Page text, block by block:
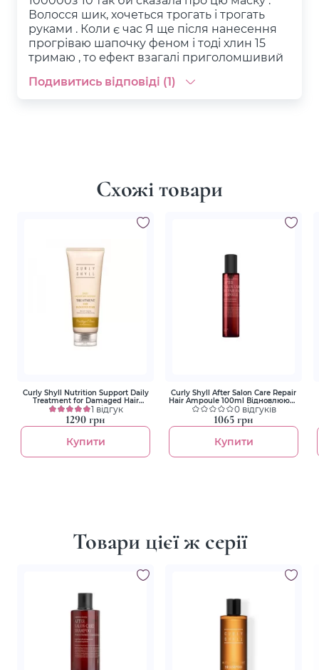
Волосся шик, хочеться трогать і трогать
руками . Коли є час Я ще після нанесення
прогріваю шапочку феном і тоді хлин 15
тримаю , то ефект взагалі приголомшивий
Подивитись відповіді (1)
Схожі товари
Curly Shyll Nutrition Support Daily
Treatment for Damaged Hair
250ml Маска-кондиціонер для
пошкодженого волосся для
щоденного використання
1 відгук
1290 грн
Купити
Curly Shyll After Salon Care Repair
Hair Ampoule 100ml Відновлююча
ампула для дуже пошкодженого
волосся
0 відгуків
1065 грн
Купити
Товари цієї ж серії